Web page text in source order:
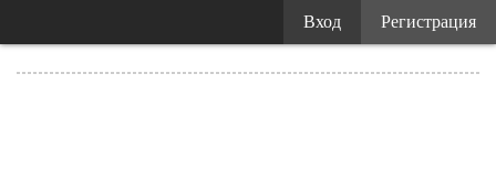
Регистрация
Вход